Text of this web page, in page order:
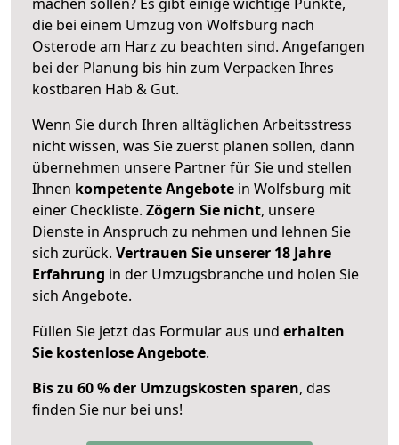
die bei einem Umzug von Wolfsburg nach
Osterode am Harz zu beachten sind. Angefangen
bei der Planung bis hin zum Verpacken Ihres
kostbaren Hab & Gut.
Wenn Sie durch Ihren alltäglichen Arbeitsstress
nicht wissen, was Sie zuerst planen sollen, dann
übernehmen unsere Partner für Sie und stellen
Ihnen kompetente Angebote in Wolfsburg mit
einer Checkliste. Zögern Sie nicht, unsere
Dienste in Anspruch zu nehmen und lehnen Sie
sich zurück. Vertrauen Sie unserer 18 Jahre
Erfahrung in der Umzugsbranche und holen Sie
sich Angebote.
Füllen Sie jetzt das Formular aus und erhalten
Sie kostenlose Angebote.
Bis zu 60 % der Umzugskosten sparen, das
finden Sie nur bei uns!